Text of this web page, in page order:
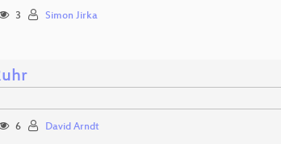
3 Simon Jirka
6 David Arndt